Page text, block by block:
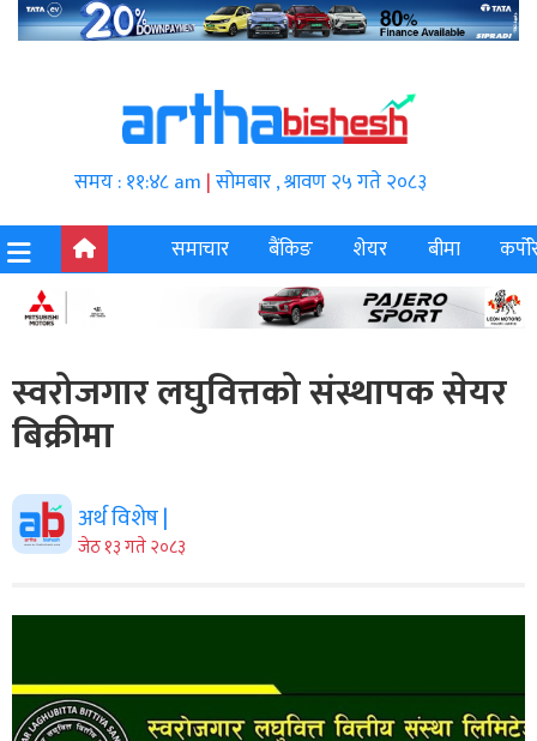
समय : ११:४८ am |सोमबार , श्रावण २५ गते २०८३
समाचार
बैंकिङ शेयर बीमा
स्वरोजगार लघुवित्तको संस्थापक सेयर
बिक्रीमा
अर्थ विशेष |
जेठ १३ गते २०८३